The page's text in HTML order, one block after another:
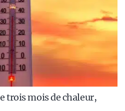
trois mois de chaleur,